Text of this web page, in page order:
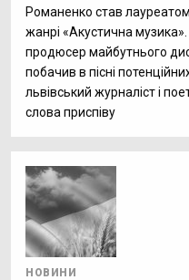
Романенко став
жанрі «Акустична
продюсер майбутнього
побачив в пісні
львівський журналіст і
слова приспіву
НОВИНИ